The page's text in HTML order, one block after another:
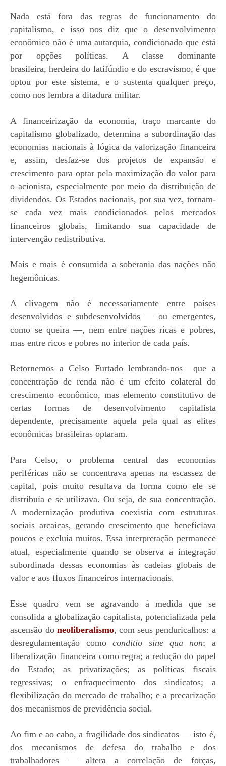
Nada está fora das regras de funcionamento do
capitalismo, e isso nos diz que o desenvolvimento
econômico não é uma autarquia, condicionado que está
por opções políticas.
A classe dominante
brasileira, herdeira do latifúndio e do escravismo, é que
optou por este sistema, e o sustenta qualquer preço,
como nos lembra a ditadura militar.
A financeirização da economia, traço marcante do
capitalismo globalizado, determina a subordinação das
economias nacionais à lógica da valorização financeira
e, assim, desfaz-se dos projetos de expansão e
crescimento para optar pela maximização do valor para
o acionista, especialmente por meio da distribuição de
dividendos. Os Estados nacionais, por sua vez, tornam-
se cada vez mais condicionados pelos mercados
financeiros globais, limitando sua capacidade de
intervenção redistributiva.
Mais e mais é consumida a soberania das nações não
hegemônicas.
A clivagem não é necessariamente entre países
desenvolvidos e subdesenvolvidos — ou emergentes,
como se queira —, nem entre nações ricas e pobres,
mas entre ricos e pobres no interior de cada país.
Retornemos a Celso Furtado lembrando-nos que a
concentração de renda não é um efeito colateral do
crescimento econômico, mas elemento constitutivo de
certas formas de desenvolvimento capitalista
dependente, precisamente aquela pela qual as elites
econômicas brasileiras optaram.
Para Celso, o problema central das economias
periféricas não se concentrava apenas na escassez de
capital, pois muito resultava da forma como ele se
distribuía e se utilizava. Ou seja, de sua concentração.
A modernização produtiva coexistia com estruturas
sociais arcaicas, gerando crescimento que beneficiava
poucos e excluía muitos. Essa interpretação permanece
atual, especialmente quando se observa a integração
subordinada dessas economias às cadeias globais de
valor e aos fluxos financeiros internacionais.
Esse quadro vem se agravando à medida que se
consolida a globalização capitalista, potencializada pela
ascensão do neoliberalismo, com seus penduricalhos: a
desregulamentação como
conditio sine qua non; a
liberalização financeira como regra; a redução do papel
do Estado; as privatizações; as políticas fiscais
regressivas; o enfraquecimento dos sindicatos; a
flexibilização do mercado de trabalho; e a precarização
dos mecanismos de previdência social.
Ao fim e ao cabo, a fragilidade dos sindicatos — isto é,
dos mecanismos de defesa do trabalho e dos
trabalhadores — altera a correlação de forças,